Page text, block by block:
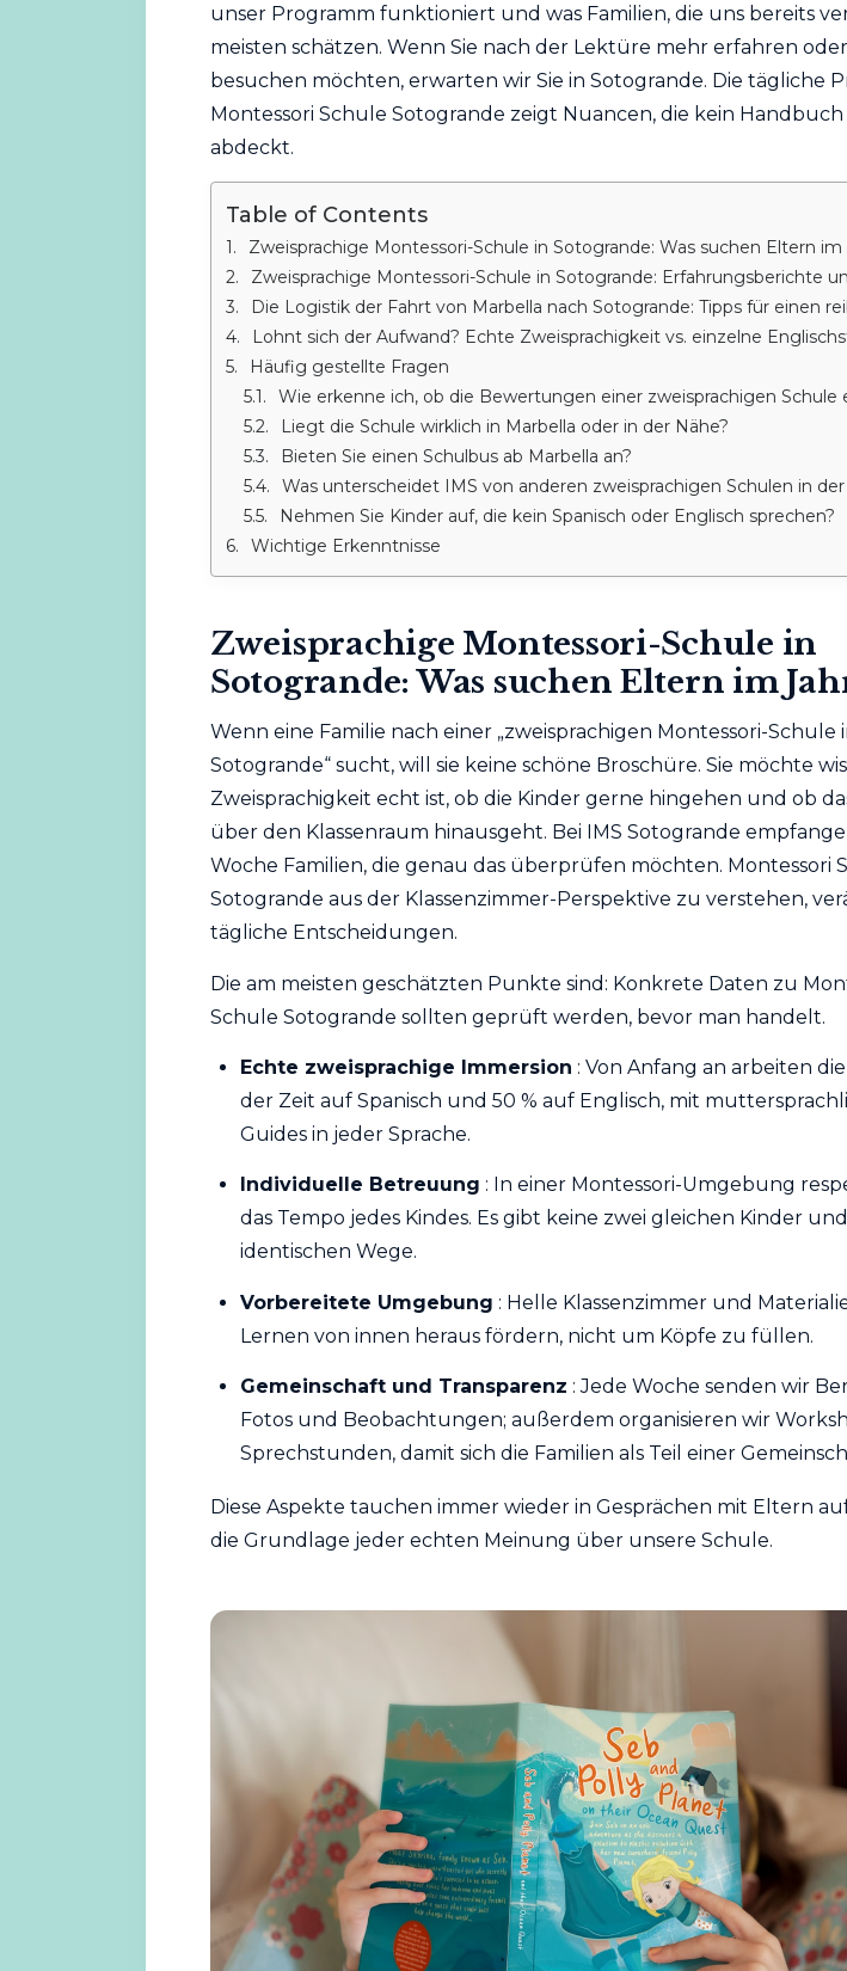
unser Programm funktioniert und was Familien, die uns bereits
meisten schätzen. Wenn Sie nach der Lektüre mehr erfahren
besuchen möchten, erwarten wir Sie in Sotogrande. Die tägliche
Montessori Schule Sotogrande zeigt Nuancen, die kein
abdeckt.
Table of Contents
Zweisprachige Montessori-Schule in Sotogrande: Was suchen Eltern im
Zweisprachige Montessori-Schule in Sotogrande: Erfahrungsberichte
Die Logistik der Fahrt von Marbella nach Sotogrande: Tipps für einen
Lohnt sich der Aufwand? Echte Zweisprachigkeit vs. einzelne
Häufig gestellte Fragen
Wie erkenne ich, ob die Bewertungen einer zweisprachigen Schule
Liegt die Schule wirklich in Marbella oder in der Nähe?
Bieten Sie einen Schulbus ab Marbella an?
Was unterscheidet IMS von anderen zweisprachigen Schulen in
Nehmen Sie Kinder auf, die kein Spanisch oder Englisch sprechen?
Wichtige Erkenntnisse
Zweisprachige Montessori-Schule in
Sotogrande: Was suchen Eltern im
Wenn eine Familie nach einer „zweisprachigen Montessori-Schule
Sotogrande“ sucht, will sie keine schöne Broschüre. Sie möchte
Zweisprachigkeit echt ist, ob die Kinder gerne hingehen und ob
über den Klassenraum hinausgeht. Bei IMS Sotogrande
Woche Familien, die genau das überprüfen möchten. Montessori
Sotogrande aus der Klassenzimmer-Perspektive zu verstehen,
tägliche Entscheidungen.
Die am meisten geschätzten Punkte sind: Konkrete Daten zu
Schule Sotogrande sollten geprüft werden, bevor man handelt.
Echte zweisprachige Immersion : Von Anfang an arbeiten
der Zeit auf Spanisch und 50 % auf Englisch, mit
Guides in jeder Sprache.
Individuelle Betreuung : In einer Montessori-Umgebung
das Tempo jedes Kindes. Es gibt keine zwei gleichen Kinder
identischen Wege.
Vorbereitete Umgebung : Helle Klassenzimmer und
Lernen von innen heraus fördern, nicht um Köpfe zu füllen.
Gemeinschaft und Transparenz : Jede Woche senden wir
Fotos und Beobachtungen; außerdem organisieren wir
Sprechstunden, damit sich die Familien als Teil einer
Diese Aspekte tauchen immer wieder in Gesprächen mit Eltern
die Grundlage jeder echten Meinung über unsere Schule.